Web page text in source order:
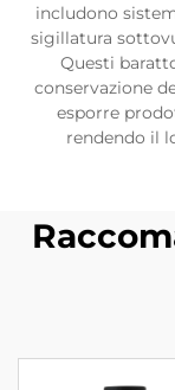
includono
sigillatura
Questi
conservazione
esporre
rendendo il